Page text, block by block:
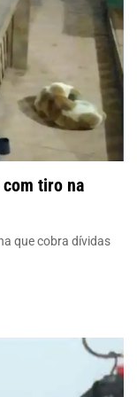
com tiro na
que cobra dívidas